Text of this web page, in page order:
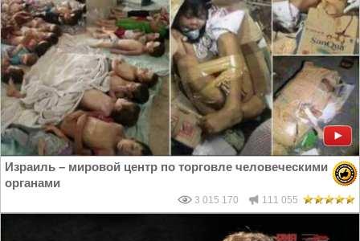
Израиль – мировой центр по торговле человеческими
органами
3 015 170 111 055